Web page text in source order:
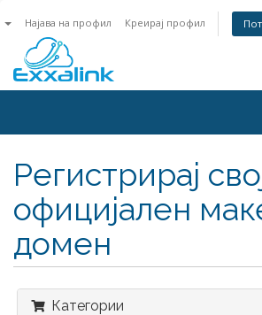
Најава на профил Креирај профил
Регистрирај
официјален
домен
Категории